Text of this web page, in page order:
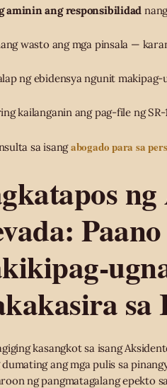
aminin ang responsibilidad
wasto ang mga pinsala —
ng ebidensya ngunit
kailanganin ang pag-file ng
sa isangabogado para sa
sa
kasangkot sa isang
dumating ang mga pulis sa
ng pangmatagalang epekto